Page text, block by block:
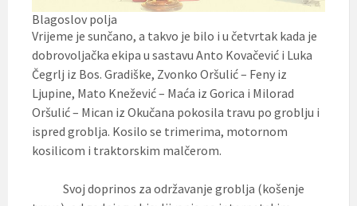
Blagoslov polja
Vrijeme je sunčano, a takvo je bilo i u četvrtak kada je
dobrovoljačka ekipa u sastavu Anto Kovačević i Luka
Čegrlj iz Bos. Gradiške, Zvonko Oršulić – Feny iz
Ljupine, Mato Knežević – Maća iz Gorica i Milorad
Oršulić – Mican iz Okučana pokosila travu po groblju i
ispred groblja. Kosilo se trimerima, motornom
kosilicom i traktorskim malčerom.
Svoj doprinos za održavanje groblja (košenje